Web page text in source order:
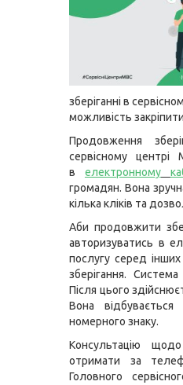
зберіганні в
можливість
Продовження
сервісному
в електронному
громадян. Вона
кілька кліків та
Аби продовжити
авторизуватись в
послугу серед
зберігання.
Після цього
Вона відбувається
номерного знаку.
Консультацію
отримати за
Головного